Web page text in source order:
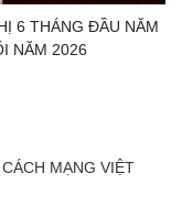
6 THÁNG ĐẦU NĂM
NĂM 2026
MẠNG VIỆT